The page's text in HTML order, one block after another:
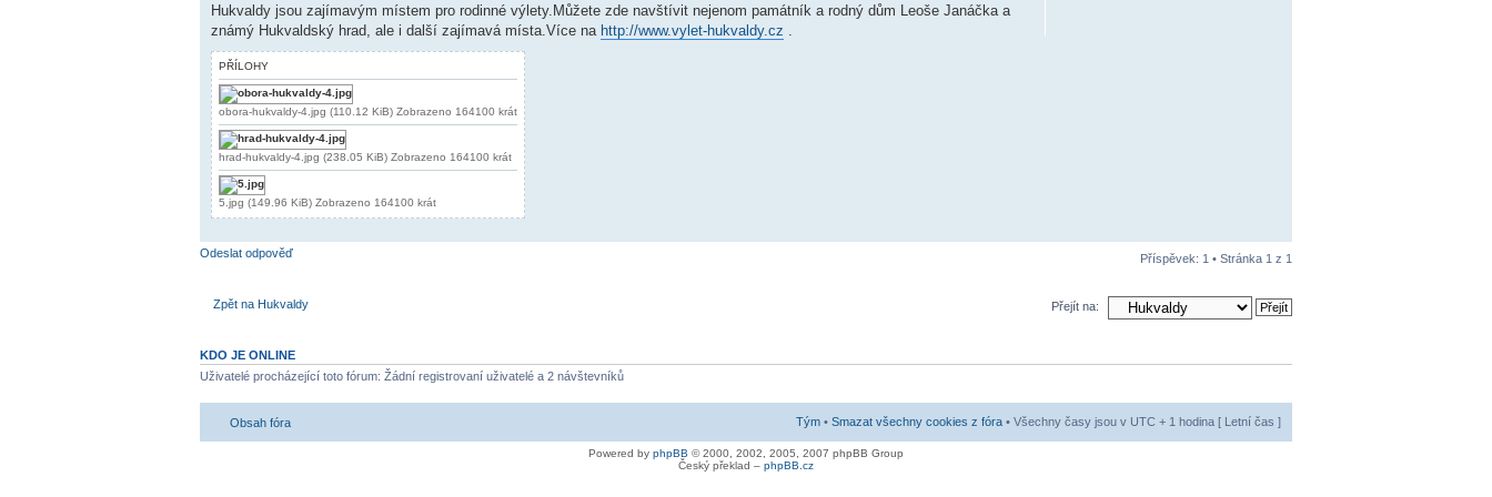
Hukvaldy jsou zajímavým místem pro rodinné výlety.Můžete zde navštívit nejenom památník a rodný dům Leoše Janáčka a
známý Hukvaldský hrad, ale i další zajímavá místa.Více na http://www.vylet-hukvaldy.cz .
PŘÍLOHY
obora-hukvaldy-4.jpg (110.12 KiB) Zobrazeno 164100 krát
hrad-hukvaldy-4.jpg (238.05 KiB) Zobrazeno 164100 krát
5.jpg (149.96 KiB) Zobrazeno 164100 krát
Odeslat odpověď Příspěvek: 1 • Stránka 1 z 1
Zpět na Hukvaldy Přejít na:
KDO JE ONLINE
Uživatelé procházející toto fórum: Žádní registrovaní uživatelé a 2 návštevníků
Obsah fóra Tým • Smazat všechny cookies z fóra • Všechny časy jsou v UTC + 1 hodina [ Letní čas ]
Powered by phpBB © 2000, 2002, 2005, 2007 phpBB Group
Český překlad – phpBB.cz